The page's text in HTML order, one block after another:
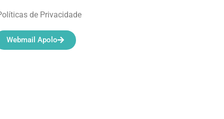
de Privacidade
Webmail Apolo